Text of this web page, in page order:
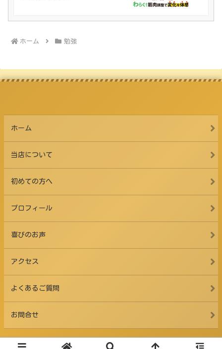
ホーム 勉強
ホーム
当店について
初めての方へ
プロフィール
喜びのお声
アクセス
よくあるご質問
お問合せ